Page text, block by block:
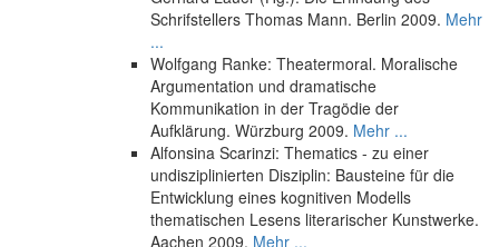
Schrifstellers Thomas Mann. Berlin 2009. Mehr
...
Wolfgang Ranke: Theatermoral. Moralische
Argumentation und dramatische
Kommunikation in der Tragödie der
Aufklärung. Würzburg 2009. Mehr ...
Alfonsina Scarinzi: Thematics - zu einer
undisziplinierten Disziplin: Bausteine für die
Entwicklung eines kognitiven Modells
thematischen Lesens literarischer Kunstwerke.
Aachen 2009. Mehr ...